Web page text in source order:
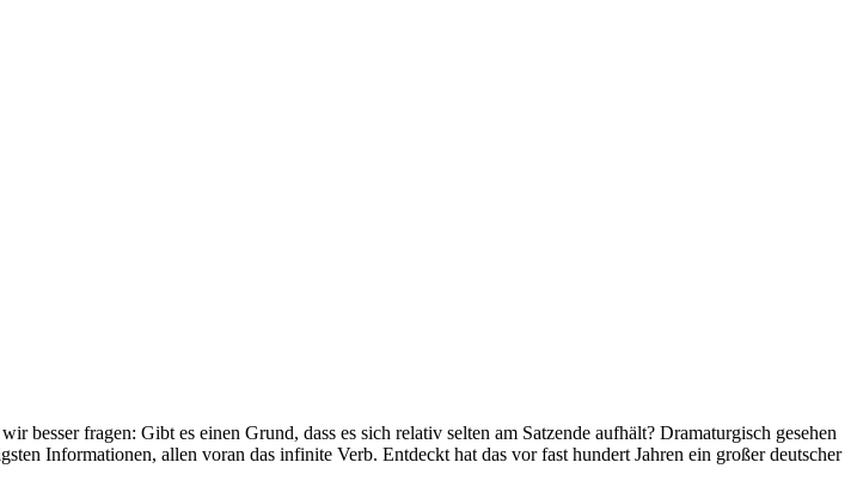
besser fragen: Gibt es einen Grund, dass es sich relativ selten am Satzende aufhält? Dramaturgisch gesehen
Informationen, allen voran das infinite Verb. Entdeckt hat das vor fast hundert Jahren ein großer deutscher